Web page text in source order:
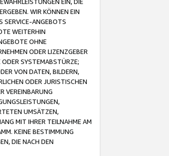
WIR KÖNNEN EIN
SERVICE-ANGEBOTS
WEITERHIN
OHNE
ODER LIZENZGEBER
ODER SYSTEMABSTÜRZE;
VON DATEN, BILDERN,
ODER JURISTISCHEN
VEREINBARUNG
UMSÄTZEN,
MIT IHRER TEILNAHME AM
KEINE BESTIMMUNG
DIE NACH DEN